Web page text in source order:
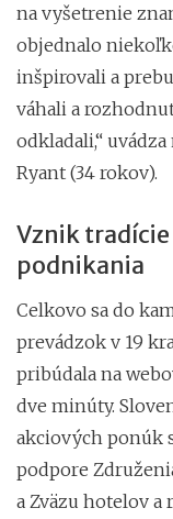
na vyšetrenie
objednalo
inšpirovali a
váhali a
odkladali,“
Ryant (34 rokov).
Vznik
podnikania
Celkovo sa do
prevádzok v 19
pribúdala na
dve minúty.
akciových ponúk
podpore
a Zväzu hotelov a